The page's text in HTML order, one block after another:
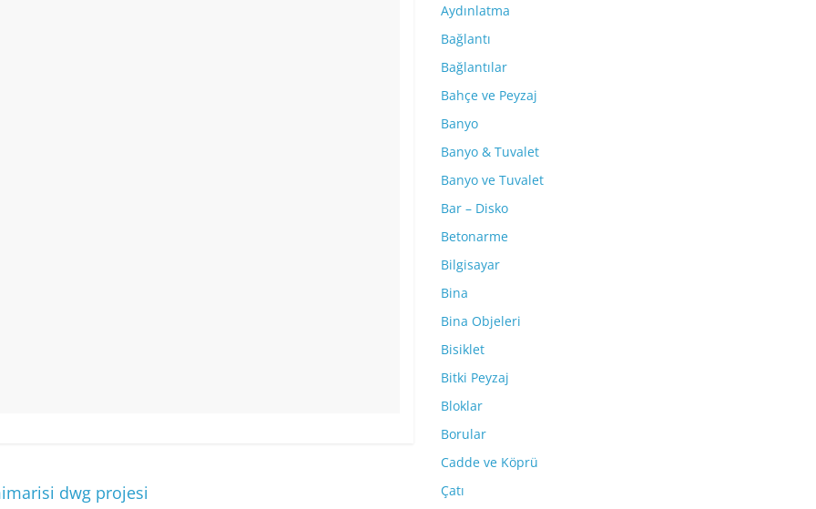
dwg projesi
Aydınlatma
Bağlantı
Bağlantılar
Bahçe ve Peyzaj
Banyo
Banyo & Tuvalet
Banyo ve Tuvalet
Bar – Disko
Betonarme
Bilgisayar
Bina
Bina Objeleri
Bisiklet
Bitki Peyzaj
Bloklar
Borular
Cadde ve Köprü
Çatı